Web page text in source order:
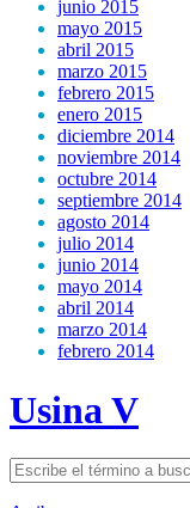
junio 2015
mayo 2015
abril 2015
marzo 2015
febrero 2015
enero 2015
diciembre 2014
noviembre 2014
octubre 2014
septiembre 2014
agosto 2014
julio 2014
junio 2014
mayo 2014
abril 2014
marzo 2014
febrero 2014
Usina V